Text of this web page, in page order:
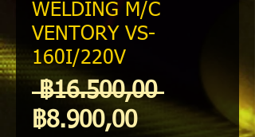
WELDING M/C
VENTORY VS-
160I/220V
฿16.500,00 Regular
Price
฿8.900,00Sale